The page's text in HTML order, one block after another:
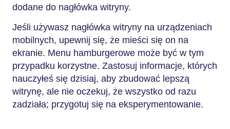
dodane do nagłówka witryny.
Jeśli używasz nagłówka witryny na urządzeniach
mobilnych, upewnij się, że mieści się on na
ekranie. Menu hamburgerowe może być w tym
przypadku korzystne. Zastosuj informacje, których
nauczyłeś się dzisiaj, aby zbudować lepszą
witrynę, ale nie oczekuj, że wszystko od razu
zadziała; przygotuj się na eksperymentowanie.